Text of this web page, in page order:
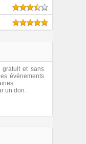
gratuit et sans
événements
un don.